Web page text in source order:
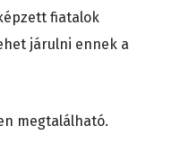
fiatalok
járulni ennek a
megtalálható.